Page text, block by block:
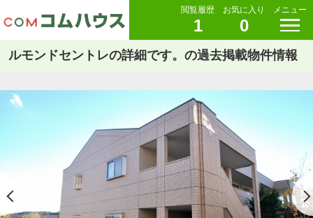
閲覧履歴
1
お気に入り
0
メニュー
ルモンドセントレの詳細です。の過去掲載物件情報